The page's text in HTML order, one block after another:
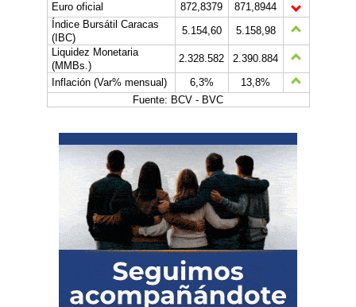
Euro oficial
872,8379
871,8944
Índice Bursátil Caracas
(IBC)
5.154,60
5.158,98
Liquidez Monetaria
(MMBs.)
2.328.582
2.390.884
Inflación (Var% mensual)
6,3%
13,8%
Fuente: BCV - BVC